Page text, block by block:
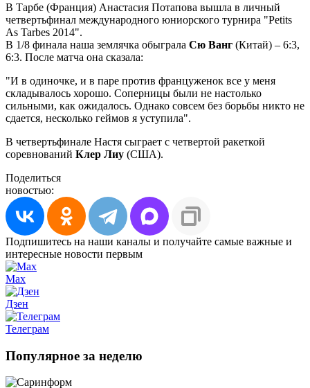
В Тарбе (Франция) Анастасия Потапова вышла в личный
четвертьфинал международного юниорского турнира "Petits
As Tarbes 2014".
В 1/8 финала наша землячка обыграла Сю Ванг (Китай) – 6:3,
6:3. После матча она сказала:
"И в одиночке, и в паре против француженок все у меня
складывалось хорошо. Соперницы были не настолько
сильными, как ожидалось. Однако совсем без борьбы никто не
сдается, несколько геймов я уступила".
В четвертьфинале Настя сыграет с четвертой ракеткой
соревнований Клер Лиу (США).
Поделиться
новостью:
Подпишитесь на наши каналы и получайте самые важные и
интересные новости первым
Max
Дзен
Телеграм
Популярное за неделю